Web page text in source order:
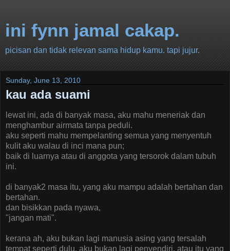
ini fynn jamal cakap.
picisan dan tidak relevan sama hidup kamu. tapi jujur.
Sunday, June 13, 2010
kau ada suami
lewat ini, ada di banyak masa, aku mahu meneriak dan
menghambur airmata tanpa peduli.
aku seperti mahu mempelanting semua yang menyentuh
kulit aku walau di inci mana pun;
baik di luarnya atau di anggota yang tersorok dalam tubuh
ini.
di banyak2 masa itu, yang aku mampu adalah bertahan dan
bertahan.
dan bisikkan pada nyawa,
"jangan mati".
kerana ah, aku bukan lagi manusia asing yang tersalah
tempat seperti dulu. aku bukan lagi penyendiri. atau itu yang